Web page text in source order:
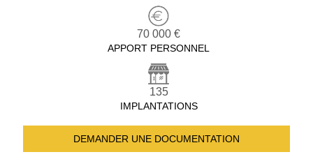
70 000 €
APPORT PERSONNEL
135
IMPLANTATIONS
DEMANDER UNE DOCUMENTATION